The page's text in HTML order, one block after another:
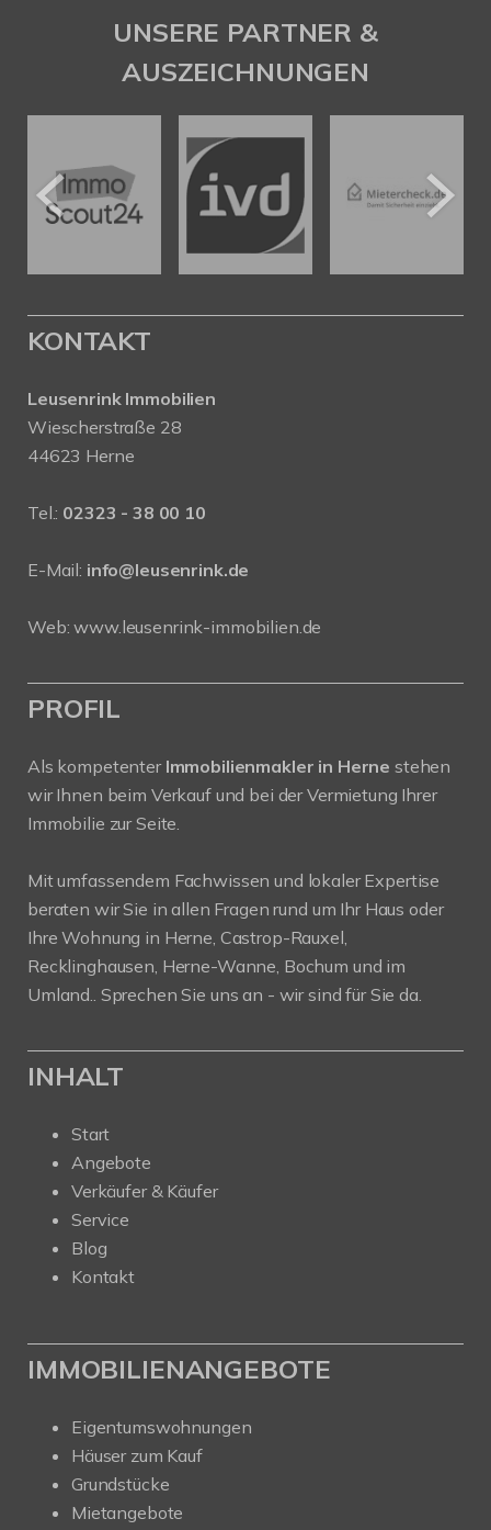
UNSERE PARTNER &
AUSZEICHNUNGEN
KONTAKT
Leusenrink Immobilien
Wiescherstraße 28
44623 Herne
Tel.: 02323 - 38 00 10
E-Mail: info@leusenrink.de
Web:www.leusenrink-immobilien.de
PROFIL
Als kompetenter Immobilienmakler in Herne stehen
wir Ihnen beim Verkauf und bei der Vermietung Ihrer
Immobilie zur Seite.
Mit umfassendem Fachwissen und lokaler Expertise
beraten wir Sie in allen Fragen rund um Ihr Haus oder
Ihre Wohnung in Herne, Castrop-Rauxel,
Recklinghausen, Herne-Wanne, Bochum und im
Umland.. Sprechen Sie uns an - wir sind für Sie da.
INHALT
Start
Angebote
Verkäufer & Käufer
Service
Blog
Kontakt
IMMOBILIENANGEBOTE
Eigentumswohnungen
Häuser zum Kauf
Grundstücke
Mietangebote